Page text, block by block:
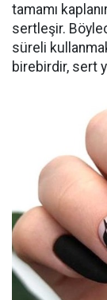
tamamı
sertleşir.
süreli
birebirdir, sert